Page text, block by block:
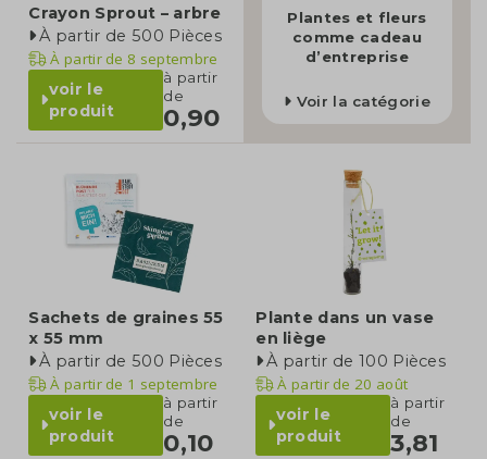
Crayon Sprout – arbre
À partir de 500 Pièces
À partir de 8 septembre
voir le
produit
à partir
de
0,90
Plantes et fleurs
comme cadeau
d’entreprise
Voir la catégorie
Sachets de graines 55
x 55 mm
À partir de 500 Pièces
À partir de 1 septembre
voir le
produit
à partir
de
0,10
Plante dans un vase
en liège
À partir de 100 Pièces
À partir de 20 août
voir le
produit
à partir
de
3,81